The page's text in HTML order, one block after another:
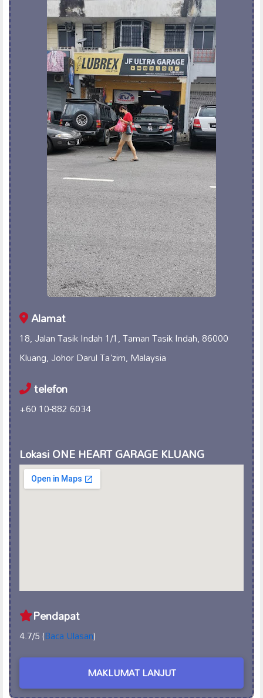
Alamat
18, Jalan Tasik Indah 1/1, Taman Tasik Indah, 86000
Kluang, Johor Darul Ta'zim, Malaysia
telefon
+60 10-882 6034
Lokasi ONE HEART GARAGE KLUANG
Pendapat
4.7/5 (Baca Ulasan)
MAKLUMAT LANJUT